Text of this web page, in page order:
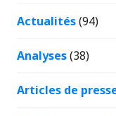
Actualités(94)
Analyses(38)
Articles de